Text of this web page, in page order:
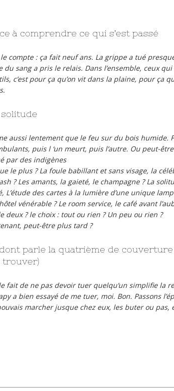
à comprendre ce qui s’est passé
compte : ça fait neuf ans. La grippe a tué
du sang a pris le relais. Dans l’ensemble, ceux
c’est pour ça qu’on vit dans la plaine, pour ça
solitude
aussi lentement que le feu sur du bois humide.
puis l ‘un meurt, puis l’autre. Ou peut-être
par des indigènes
le plus ? La foule babillant et sans visage, la
? Les amants, la gaieté, le champagne ? La
L’étude des cartes à la lumière d’une unique
vénérable ? Le room service, le café avant
deux ? le choix : tout ou rien ? Un peu ou rien ?
peut-être plus tard ?
parle la quatrième de
trouver)
fait de ne pas devoir tuer quelqu’un simplifie la
a bien essayé de me tuer, moi. Bon. Passons
marcher jusque chez eux, les buter ou pas,